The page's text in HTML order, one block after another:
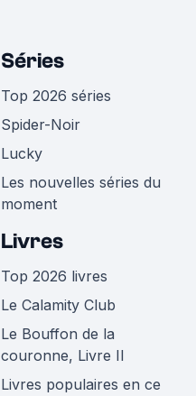
Séries
Top 2026 séries
Spider-Noir
Lucky
Les nouvelles séries du
moment
Livres
Top 2026 livres
Le Calamity Club
Le Bouffon de la
couronne, Livre II
Livres populaires en ce